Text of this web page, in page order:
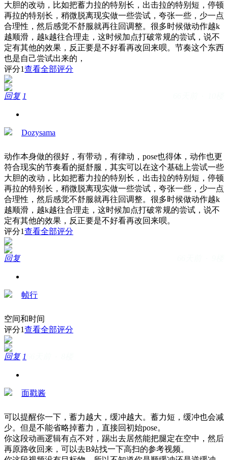
大胆的改动，比如把蓄力拉的特别长，出击拉的特别短，停顿
再拉的特别长，稍微脱离现实做一些尝试，夸张一些，少一点
合理性，然后感觉不舒服就再往回调整。很多时候做动作越k
越顺滑，越k越往合理走，这时候加点打破常规的尝试，说不
定有其他的效果，反正要是不好看再改回来呗。节奏这个东西
也是自己尝试出来的，
评分1查看全部评分
回复 1
Dozysama
动作本身做的很好，有带动，有律动，pose也得体，动作也更
符合现实的节奏看的挺舒服，其实可以在这个基础上尝试一些
大胆的改动，比如把蓄力拉的特别长，出击拉的特别短，停顿
再拉的特别长，稍微脱离现实做一些尝试，夸张一些，少一点
合理性，然后感觉不舒服就再往回调整。很多时候做动作越k
越顺滑，越k越往合理走，这时候加点打破常规的尝试，说不
定有其他的效果，反正要是不好看再改回来呗。
评分1查看全部评分
回复
帧行
空间和时间
评分1查看全部评分
回复 1
面戳酱
可以提醒你一下，蓄力越大，缓冲越大。蓄力短，缓冲也会减
少。但是不能省略掉蓄力，直接回初始pose。
你这段动画逻辑有点不对，踢出去居然能把腿定在空中，然后
再原路收回来，可以去B站找一下高扫的参考视频。